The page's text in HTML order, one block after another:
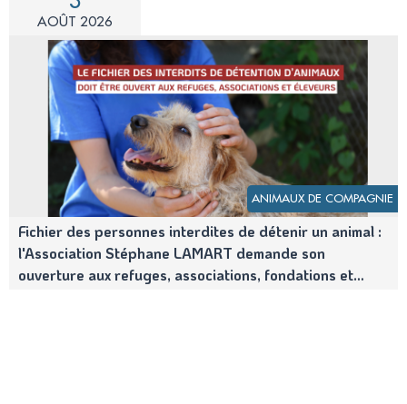
AOÛT 2026
ANIMAUX DE COMPAGNIE
Fichier des personnes interdites de détenir un animal :
l'Association Stéphane LAMART demande son
ouverture aux refuges, associations, fondations et